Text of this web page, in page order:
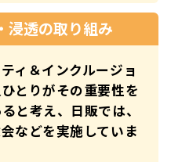
浸透の取り組み
ィ＆インクルージョ
とりがその重要性を
と考え、日販では、
などを実施していま